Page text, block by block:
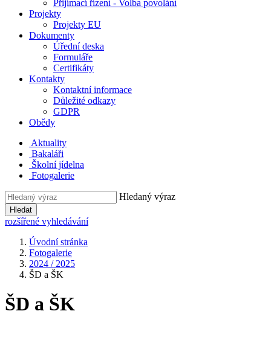
Přijímací řízení - Volba povolání
Projekty
Projekty EU
Dokumenty
Úřední deska
Formuláře
Certifikáty
Kontakty
Kontaktní informace
Důležité odkazy
GDPR
Obědy
Aktuality
Bakaláři
Školní jídelna
Fotogalerie
Hledaný výraz
Hledat
rozšířené vyhledávání
Úvodní stránka
Fotogalerie
2024 / 2025
ŠD a ŠK
ŠD a ŠK